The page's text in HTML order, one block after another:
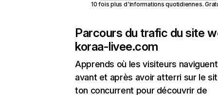
10 fois plus d'informations quotidiennes.
Parcours du trafic du site
koraa-livee.com
Apprends où les visiteurs naviguent
avant et après avoir atterri sur le
ton concurrent pour découvrir de